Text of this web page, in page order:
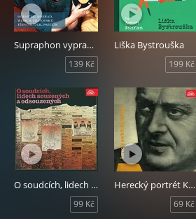
Supraphon vypravuje...7
139 Kč
Liška Bystrouška
199 Kč
O soudcích, lidech souzených a odsouzených
99 Kč
Herecký portrét Karla Högra
69 Kč